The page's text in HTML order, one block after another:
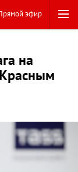
эфир
на